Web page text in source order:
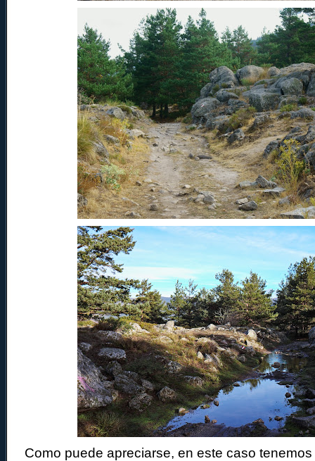
Como puede apreciarse, en este caso